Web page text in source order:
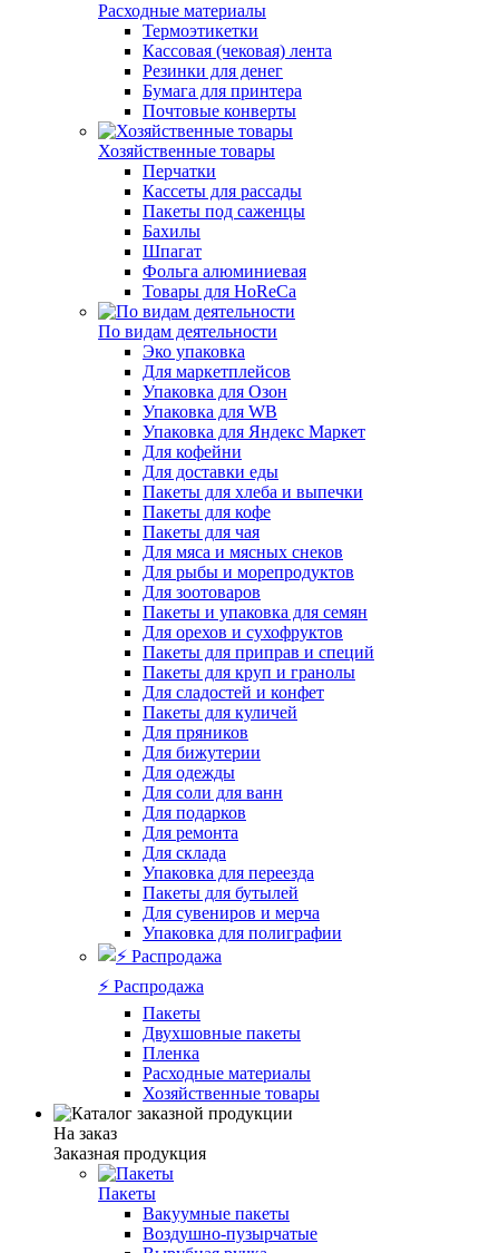
Расходные материалы
Термоэтикетки
Кассовая (чековая) лента
Резинки для денег
Бумага для принтера
Почтовые конверты
Хозяйственные товары
Перчатки
Кассеты для рассады
Пакеты под саженцы
Бахилы
Шпагат
Фольга алюминиевая
Товары для HoReCa
По видам деятельности
Эко упаковка
Для маркетплейсов
Упаковка для Озон
Упаковка для WB
Упаковка для Яндекс Маркет
Для кофейни
Для доставки еды
Пакеты для хлеба и выпечки
Пакеты для кофе
Пакеты для чая
Для мяса и мясных снеков
Для рыбы и морепродуктов
Для зоотоваров
Пакеты и упаковка для семян
Для орехов и сухофруктов
Пакеты для приправ и специй
Пакеты для круп и гранолы
Для сладостей и конфет
Пакеты для куличей
Для пряников
Для бижутерии
Для одежды
Для соли для ванн
Для подарков
Для ремонта
Для склада
Упаковка для переезда
Пакеты для бутылей
Для сувениров и мерча
Упаковка для полиграфии
⚡️ Распродажа
Пакеты
Двухшовные пакеты
Пленка
Расходные материалы
Хозяйственные товары
На заказ
Заказная продукция
Пакеты
Вакуумные пакеты
Воздушно-пузырчатые